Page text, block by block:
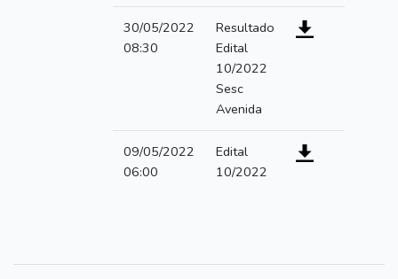
30/05/2022
08:30
Resultado
Edital
10/2022
Sesc
Avenida
09/05/2022
06:00
Edital
10/2022